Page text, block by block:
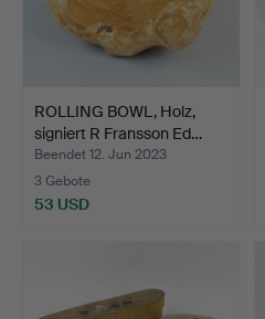
ROLLING BOWL, Holz,
signiert R Fransson Ed…
Beendet 12. Jun 2023
3 Gebote
53 USD